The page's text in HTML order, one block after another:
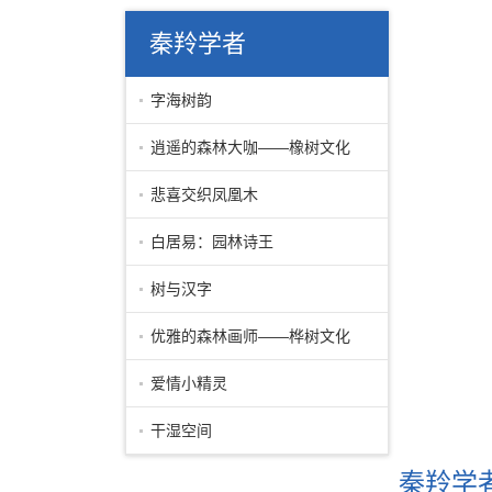
秦羚学者
字海树韵
逍遥的森林大咖——橡树文化
悲喜交织凤凰木
白居易：园林诗王
树与汉字
优雅的森林画师——桦树文化
爱情小精灵
干湿空间
秦羚学